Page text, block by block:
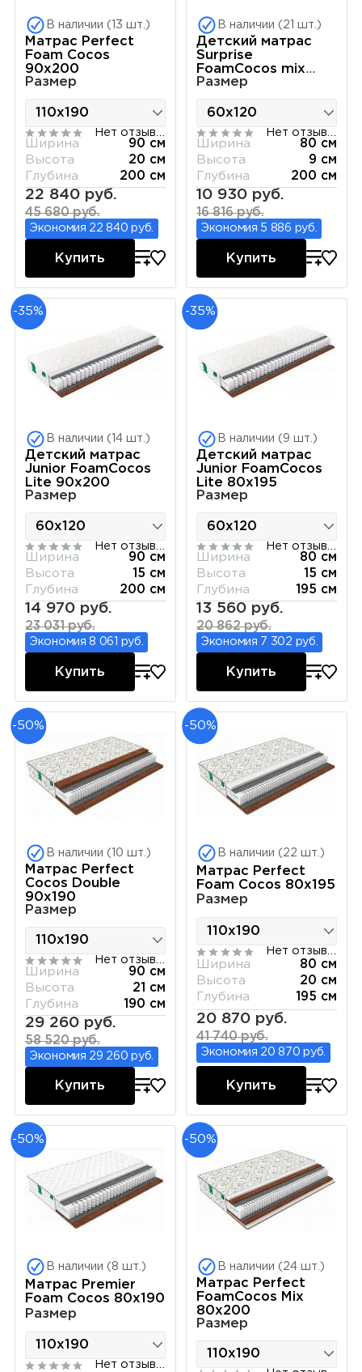
В наличии (13 шт.)
Матрас Perfect
Foam Cocos
90х200
Размер
Ширина
90 см
Высота
20 см
Глубина
200 см
22 840 руб.
45 680 руб.
Экономия 22 840 руб.
Купить
В наличии (21 шт.)
Детский матрас
Surprise
FoamCocos mix
80х200
Размер
Ширина
80 см
Высота
9 см
Глубина
200 см
10 930 руб.
16 816 руб.
Экономия 5 886 руб.
Купить
-35%
В наличии (14 шт.)
Детский матрас
Junior FoamCocos
Lite 90х200
Размер
Ширина
90 см
Высота
15 см
Глубина
200 см
14 970 руб.
23 031 руб.
Экономия 8 061 руб.
Купить
-35%
В наличии (9 шт.)
Детский матрас
Junior FoamCocos
Lite 80х195
Размер
Ширина
80 см
Высота
15 см
Глубина
195 см
13 560 руб.
20 862 руб.
Экономия 7 302 руб.
Купить
-50%
В наличии (10 шт.)
Матрас Perfect
Cocos Double
90х190
Размер
Ширина
90 см
Высота
21 см
Глубина
190 см
29 260 руб.
58 520 руб.
Экономия 29 260 руб.
Купить
-50%
В наличии (22 шт.)
Матрас Perfect
Foam Cocos 80х195
Размер
Ширина
80 см
Высота
20 см
Глубина
195 см
20 870 руб.
41 740 руб.
Экономия 20 870 руб.
Купить
-50%
В наличии (8 шт.)
Матрас Premier
Foam Cocos 80х190
Размер
Нет отзывов
-50%
В наличии (24 шт.)
Матрас Perfect
FoamCocos Mix
80х200
Размер